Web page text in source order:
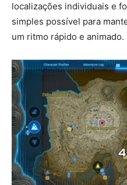
localizações individuais e
simples possível para
um ritmo rápido e animado.